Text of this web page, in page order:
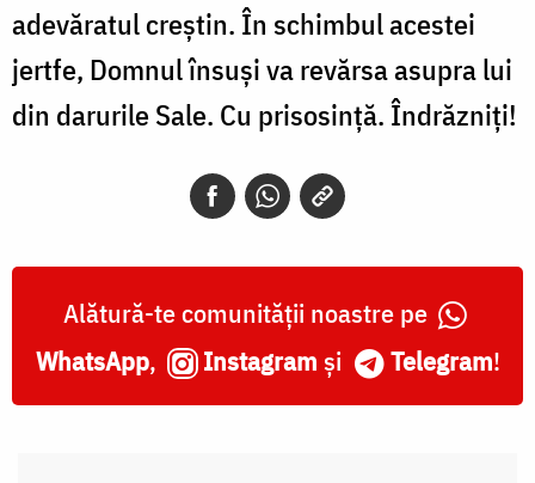
adevăratul creștin. În schimbul acestei
jertfe, Domnul însuși va revărsa asupra lui
din darurile Sale. Cu prisosință. Îndrăzniți!
Alătură-te comunității noastre pe
WhatsApp, Instagram și Telegram!